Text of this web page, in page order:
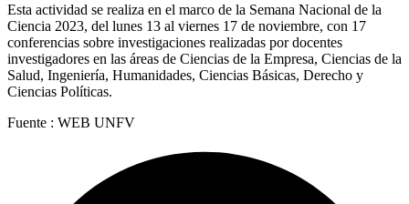
Esta actividad se realiza en el marco de la Semana Nacional de la
Ciencia 2023, del lunes 13 al viernes 17 de noviembre, con 17
conferencias sobre investigaciones realizadas por docentes
investigadores en las áreas de Ciencias de la Empresa, Ciencias de la
Salud, Ingeniería, Humanidades, Ciencias Básicas, Derecho y
Ciencias Políticas.
Fuente : WEB UNFV